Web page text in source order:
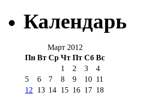
Календарь
Март 2012
Пн Вт Ср Чт Пт Сб Вс
1 2 3
4
5
6 7 8 9 10 11
12
13 14 15 16 17 18